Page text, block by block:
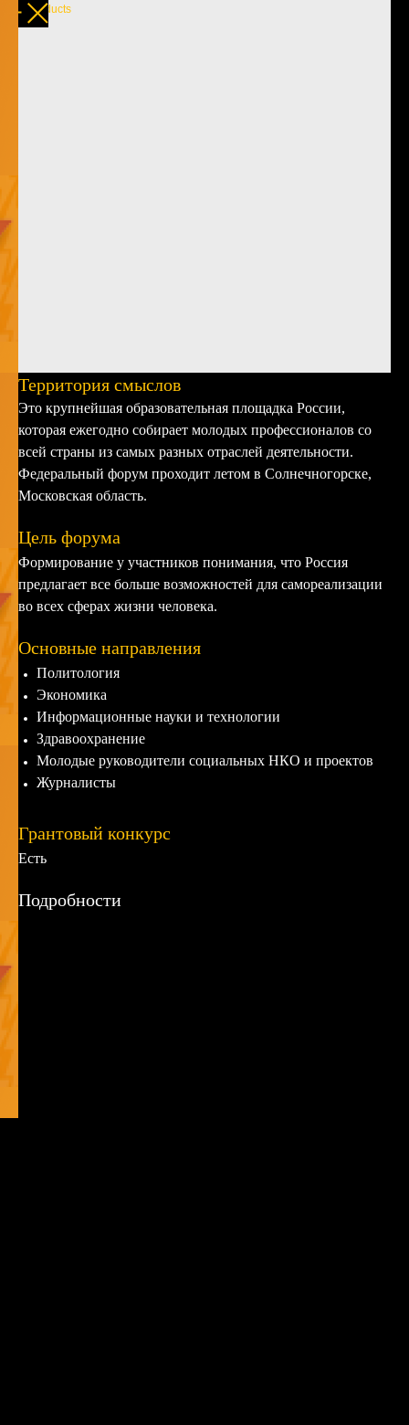
More products
Территория смыслов
Это крупнейшая образовательная площадка России,
которая ежегодно собирает молодых профессионалов со
всей страны из самых разных отраслей деятельности.
Федеральный форум проходит летом в Солнечногорске,
Московская область.
Цель форума
Формирование у участников понимания, что Россия
предлагает все больше возможностей для самореализации
во всех сферах жизни человека.
Основные направления
Политология
Экономика
Информационные науки и технологии
Здравоохранение
Молодые руководители социальных НКО и проектов
Журналисты
Грантовый конкурс
Есть
Подробности